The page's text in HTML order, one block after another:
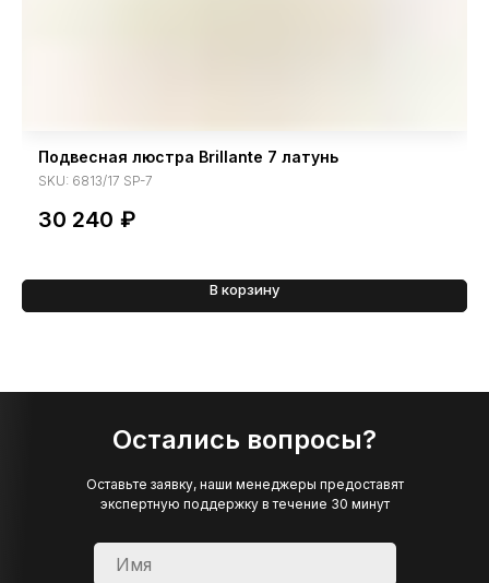
Подвесная люстра Brillante 7 латунь
SKU: 6813/17 SP-7
30 240 ₽
В корзину
Остались вопросы?
Оставьте заявку, наши менеджеры предоставят
экспертную поддержку в течение 30 минут